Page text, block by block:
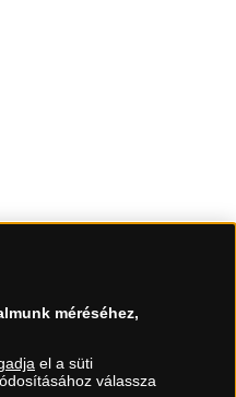
méréséhez,
el a süti
válassza